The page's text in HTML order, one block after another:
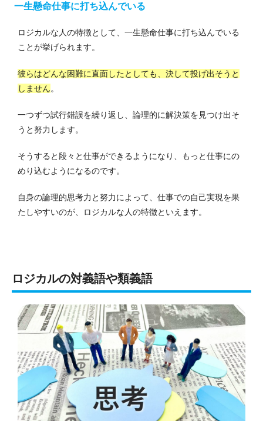
一生懸命仕事に打ち込んでいる
ロジカルな人の特徴として、一生懸命仕事に打ち込んでいる
ことが挙げられます。
彼らはどんな困難に直面したとしても、決して投げ出そうと
しません。
一つずつ試行錯誤を繰り返し、論理的に解決策を見つけ出そ
うと努力します。
そうすると段々と仕事ができるようになり、もっと仕事にの
めり込むようになるのです。
自身の論理的思考力と努力によって、仕事での自己実現を果
たしやすいのが、ロジカルな人の特徴といえます。
ロジカルの対義語や類義語